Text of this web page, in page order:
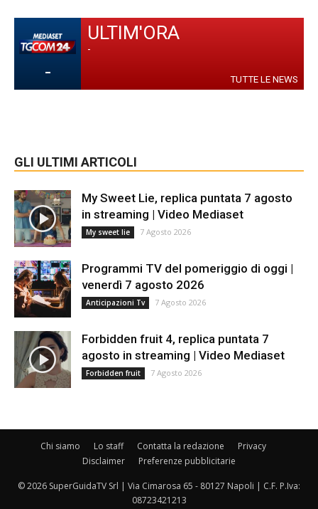
-
ULTIM'ORA
-
TUTTE LE NEWS
GLI ULTIMI ARTICOLI
My Sweet Lie, replica puntata 7 agosto
in streaming | Video Mediaset
My sweet lie 7 Agosto 2026
Programmi TV del pomeriggio di oggi |
venerdì 7 agosto 2026
Anticipazioni Tv 7 Agosto 2026
Forbidden fruit 4, replica puntata 7
agosto in streaming | Video Mediaset
Forbidden fruit 7 Agosto 2026
Chi siamo Lo staff Contatta la redazione
Privacy
Disclaimer
Preferenze pubblicitarie
© 2026 SuperGuidaTV Srl | Via Cimarosa 65 - 80127 Napoli | C.F. P.Iva:
08723421213